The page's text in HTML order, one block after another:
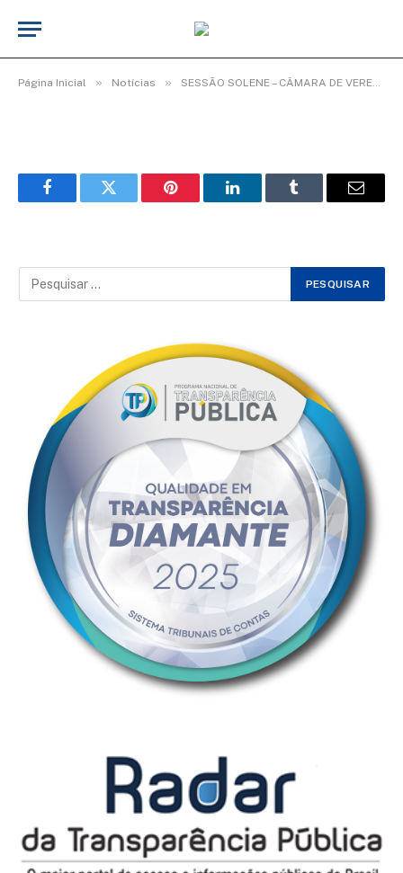
Página Inicial » Notícias » SESSÃO SOLENE – CÂMARA DE VEREADORES ENCERRA ANO LEGISLATIVO COM HOMENAGENS.
(6)
FacebookTwitter Pinterest LinkedInTumblr Email